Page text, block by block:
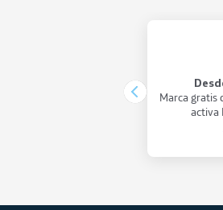
Marca gratis
activa